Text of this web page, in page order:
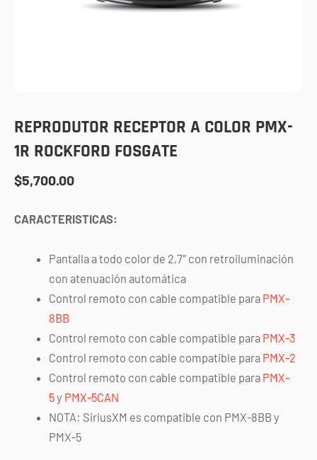
REPRODUTOR RECEPTOR A COLOR PMX-
1R ROCKFORD FOSGATE
$5,700.00
CARACTERISTICAS:
Pantalla a todo color de 2,7″ con retroiluminación
con atenuación automática
Control remoto con cable compatible para PMX-
8BB
Control remoto con cable compatible para PMX-3
Control remoto con cable compatible para PMX-2
Control remoto con cable compatible para PMX-
5y PMX-5CAN
NOTA: SiriusXM es compatible con PMX-8BB y
PMX-5